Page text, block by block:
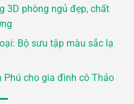
3D phòng ngủ đẹp, chất
Bộ sưu tập màu sắc lạ
Phú cho gia đình cô Thảo